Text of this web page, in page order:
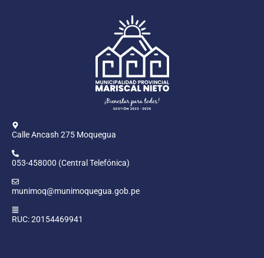
Calle Ancash 275 Moquegua
053-458000 (Central Telefónica)
munimoq@munimoquegua.gob.pe
RUC: 20154469941